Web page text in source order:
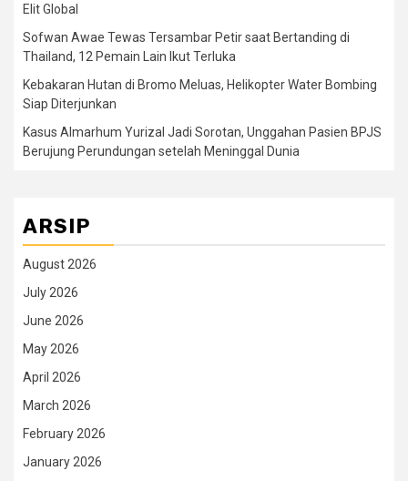
Elit Global
Sofwan Awae Tewas Tersambar Petir saat Bertanding di
Thailand, 12 Pemain Lain Ikut Terluka
Kebakaran Hutan di Bromo Meluas, Helikopter Water Bombing
Siap Diterjunkan
Kasus Almarhum Yurizal Jadi Sorotan, Unggahan Pasien BPJS
Berujung Perundungan setelah Meninggal Dunia
ARSIP
August 2026
July 2026
June 2026
May 2026
April 2026
March 2026
February 2026
January 2026